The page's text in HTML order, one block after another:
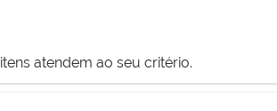
itens atendem ao seu critério.